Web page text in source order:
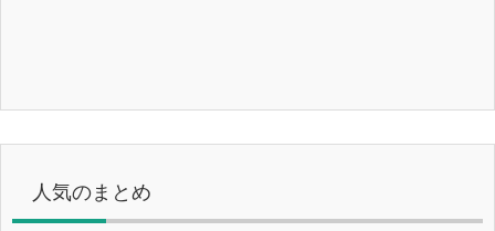
人気のまとめ